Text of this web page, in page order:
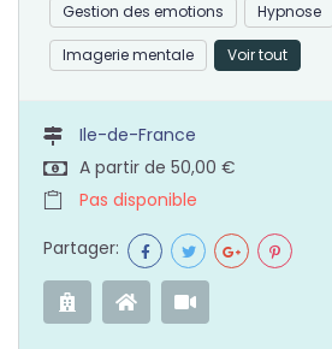
Gestion des emotions Hypnose
Imagerie mentale Voir tout
Ile-de-France
A partir de 50,00 €
Pas disponible
Partager: